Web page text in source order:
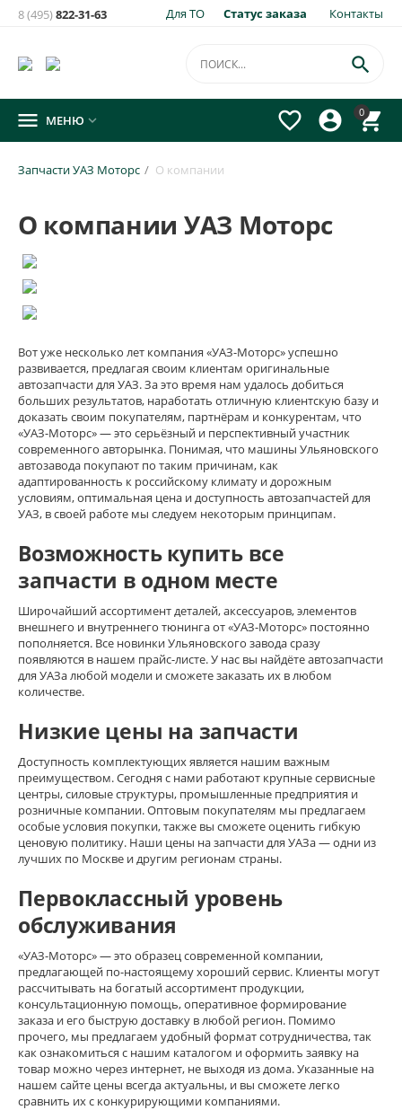
Для ТО Статус заказа Контакты
8 (495)822-31-63
0




 МЕНЮ 
Запчасти УАЗ Моторс / О компании
О компании УАЗ Моторс
Вот уже несколько лет компания «УАЗ-Моторс» успешно
развивается, предлагая своим клиентам оригинальные
автозапчасти для УАЗ. За это время нам удалось добиться
больших результатов, наработать отличную клиентскую базу и
доказать своим покупателям, партнёрам и конкурентам, что
«УАЗ-Моторс» — это серьёзный и перспективный участник
современного авторынка. Понимая, что машины Ульяновского
автозавода покупают по таким причинам, как
адаптированность к российскому климату и дорожным
условиям, оптимальная цена и доступность автозапчастей для
УАЗ, в своей работе мы следуем некоторым принципам.
Возможность купить все
запчасти в одном месте
Широчайший ассортимент деталей, аксессуаров, элементов
внешнего и внутреннего тюнинга от «УАЗ-Моторс» постоянно
пополняется. Все новинки Ульяновского завода сразу
появляются в нашем прайс-листе. У нас вы найдёте автозапчасти
для УАЗа любой модели и сможете заказать их в любом
количестве.
Низкие цены на запчасти
Доступность комплектующих является нашим важным
преимуществом. Сегодня с нами работают крупные сервисные
центры, силовые структуры, промышленные предприятия и
розничные компании. Оптовым покупателям мы предлагаем
особые условия покупки, также вы сможете оценить гибкую
ценовую политику. Наши цены на запчасти для УАЗа — одни из
лучших по Москве и другим регионам страны.
Первоклассный уровень
обслуживания
«УАЗ-Моторс» — это образец современной компании,
предлагающей по-настоящему хороший сервис. Клиенты могут
рассчитывать на богатый ассортимент продукции,
консультационную помощь, оперативное формирование
заказа и его быструю доставку в любой регион. Помимо
прочего, мы предлагаем удобный формат сотрудничества, так
как ознакомиться с нашим каталогом и оформить заявку на
товар можно через интернет, не выходя из дома. Указанные на
нашем сайте цены всегда актуальны, и вы сможете легко
сравнить их с конкурирующими компаниями.